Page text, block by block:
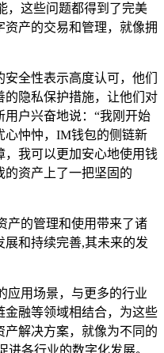
，这些问题都得到了完美
产的交易和管理，就像拥
全性表示高度认可，他们
隐私保护措施，让他们对
户兴奋地说：“我刚开始
心忡忡，IM钱包的侧链新
我可以更加安心地使用钱
的资产上了一把坚固的
产的管理和使用带来了诸
和持续完善,其未来的发
应用场景，与更多的行业
融等领域相结合，为这些
解决方案，就像为不同的